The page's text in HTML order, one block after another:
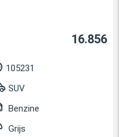
16.856
105231
SUV
Benzine
Grijs